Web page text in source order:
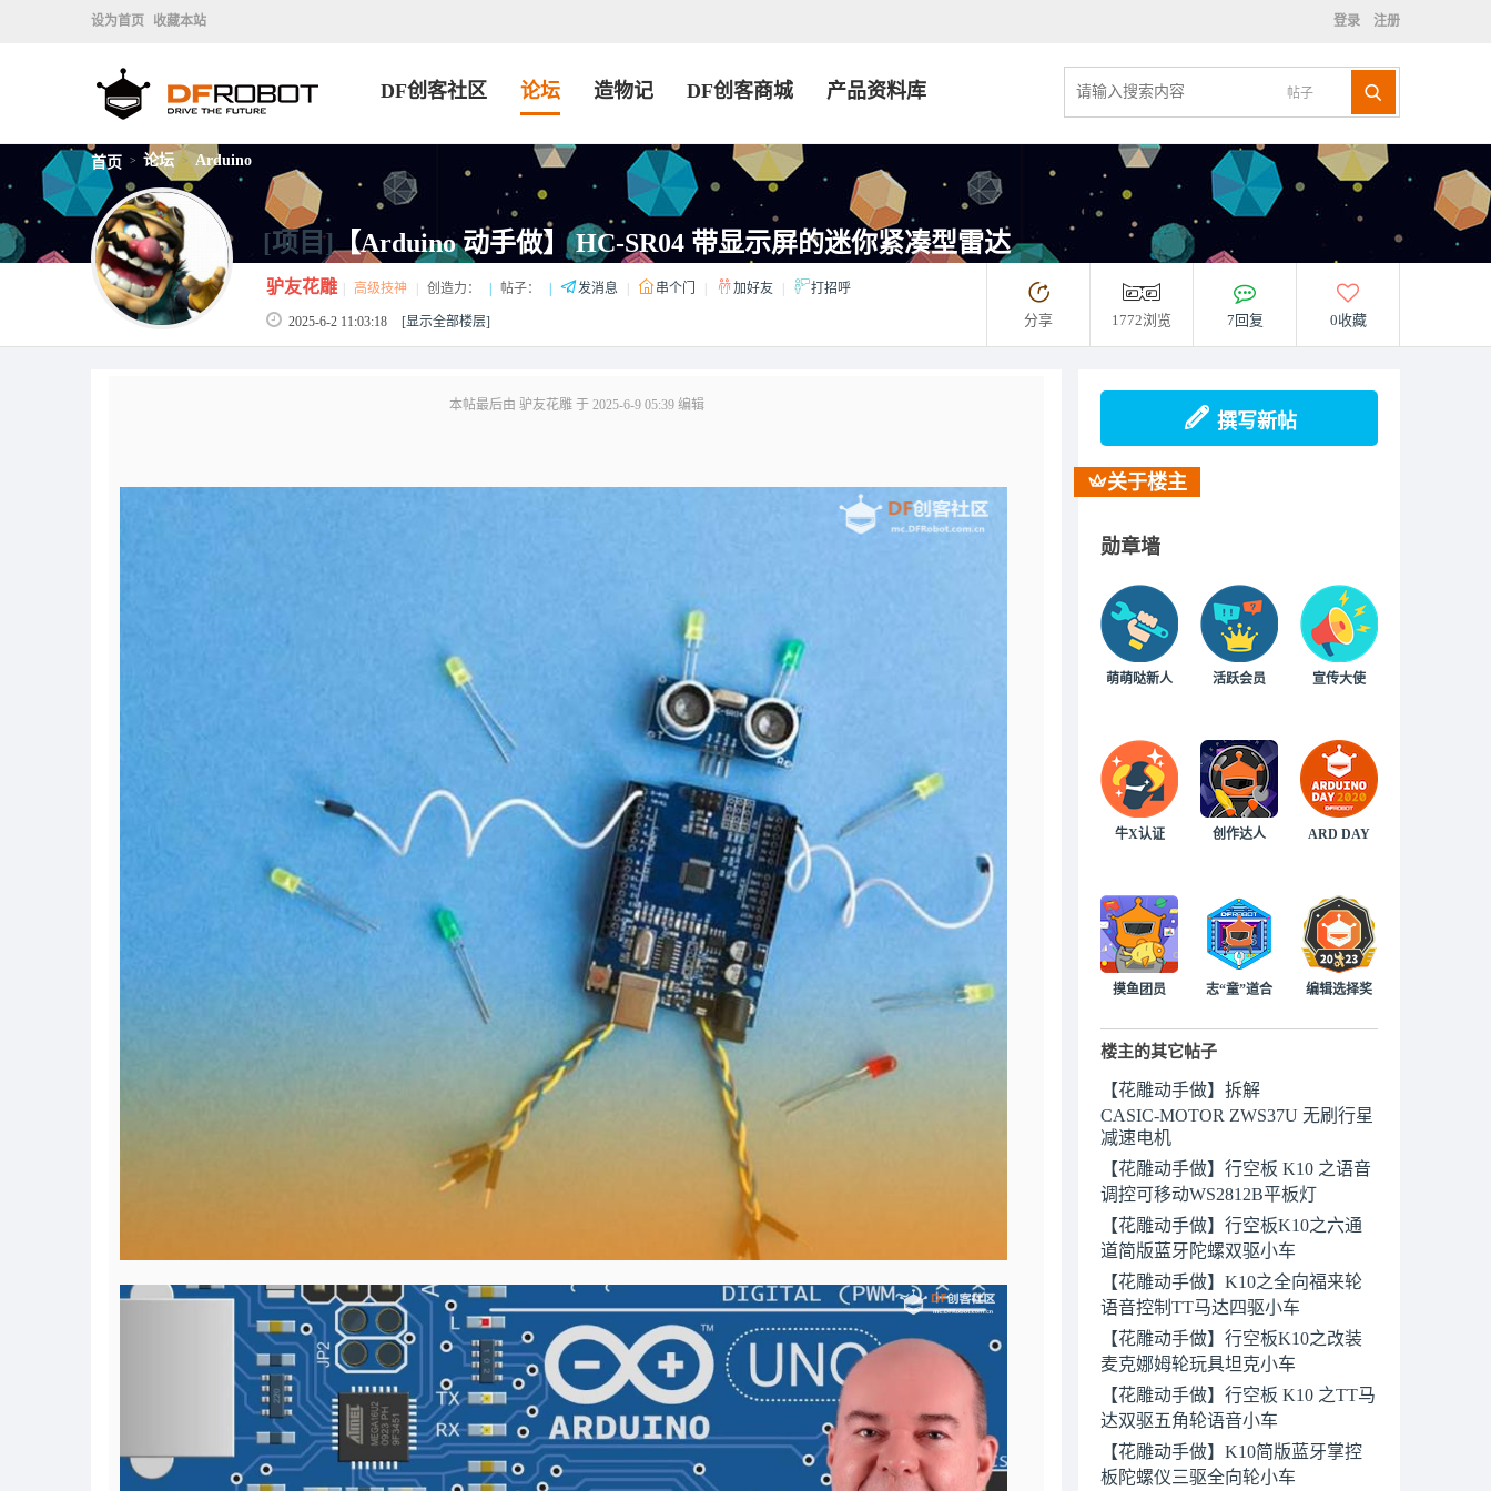
设为首页 收藏本站 登录 注册
帖子
DF创客社区 论坛 造物记 DF创客商城 产品资料库
首页 > 论坛 > Arduino
[项目]【Arduino 动手做】 HC-SR04 带显示屏的迷你紧凑型雷达
驴友花雕 高级技神 创造力： 帖子： 发消息 串个门 加好友 打招呼
2025-6-2 11:03:18 [显示全部楼层] 分享 1772浏览 7回复 0收藏
本帖最后由 驴友花雕 于 2025-6-9 05:39 编辑
撰写新帖
关于楼主
勋章墙
萌萌哒新人 活跃会员 宣传大使
牛X认证 创作达人 ARD DAY
摸鱼团员 志“童”道合 编辑选择奖
楼主的其它帖子
【花雕动手做】拆解
CASIC‑MOTOR ZWS37U 无刷行星
减速电机
【花雕动手做】行空板 K10 之语音
调控可移动WS2812B平板灯
【花雕动手做】行空板K10之六通
道简版蓝牙陀螺双驱小车
【花雕动手做】K10之全向福来轮
语音控制TT马达四驱小车
【花雕动手做】行空板K10之改装
麦克娜姆轮玩具坦克小车
【花雕动手做】行空板 K10 之TT马
达双驱五角轮语音小车
【花雕动手做】K10简版蓝牙掌控
板陀螺仪三驱全向轮小车